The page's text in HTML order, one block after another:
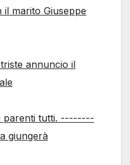
marito Giuseppe
annuncio il
parenti tutti. --------
giungerà